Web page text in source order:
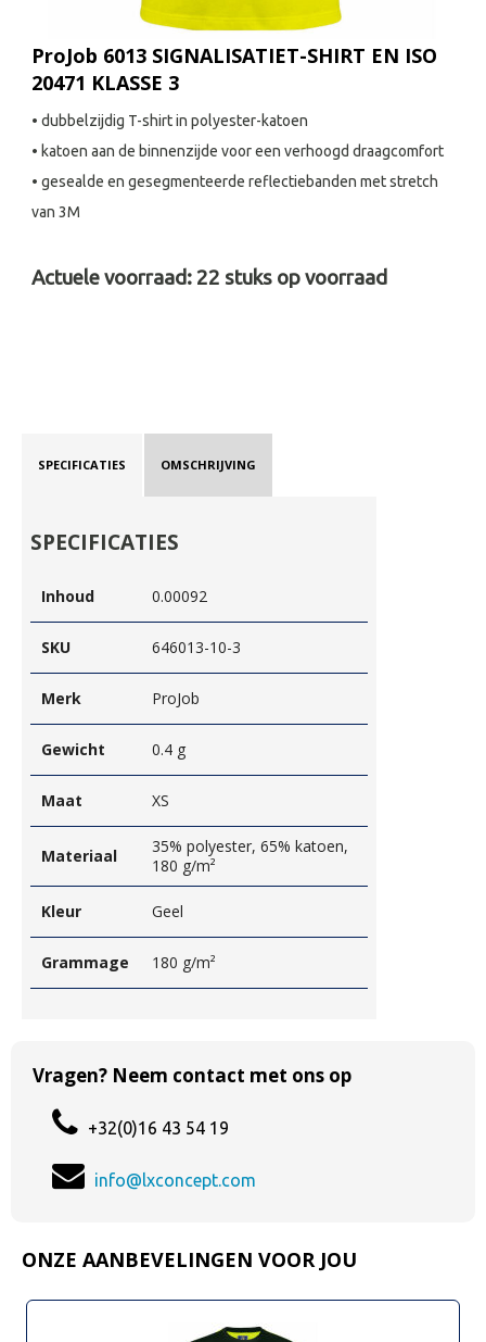
ProJob 6013 SIGNALISATIET-SHIRT EN ISO
20471 KLASSE 3
• dubbelzijdig T-shirt in polyester-katoen
• katoen aan de binnenzijde voor een verhoogd draagcomfort
• gesealde en gesegmenteerde reflectiebanden met stretch
van 3M
Actuele voorraad:22 stuks op voorraad
SPECIFICATIES OMSCHRIJVING
SPECIFICATIES
Inhoud 0.00092
SKU 646013-10-3
Merk ProJob
Gewicht 0.4 g
Maat XS
Materiaal
35% polyester, 65% katoen,
180 g/m²
Kleur Geel
Grammage 180 g/m²
Vragen? Neem contact met ons op
+32(0)16 43 54 19
info@lxconcept.com
ONZE AANBEVELINGEN VOOR JOU